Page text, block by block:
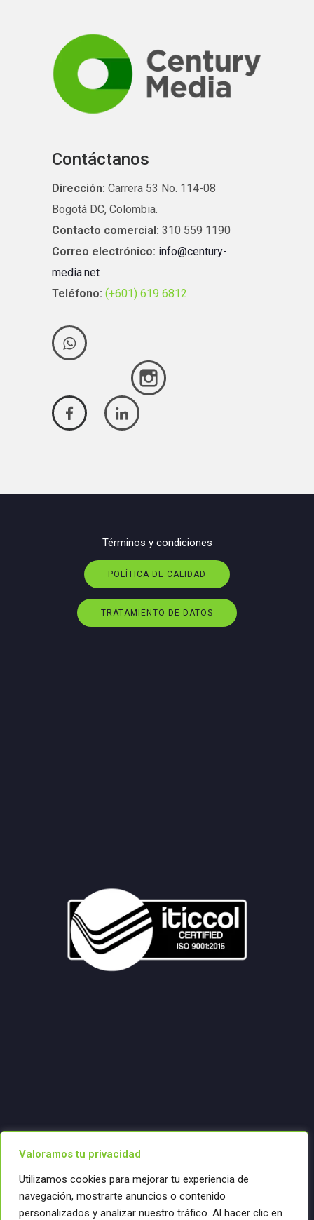
Valoramos tu privacidad
Utilizamos cookies para mejorar tu experiencia de
navegación, mostrarte anuncios o contenido
personalizados y analizar nuestro tráfico. Al hacer clic en
Contáctanos
Dirección: Carrera 53 No. 114-08
Bogotá DC, Colombia.
Contacto comercial: 310 559 1190
Correo electrónico: info@century-
media.net
Teléfono: (+601) 619 6812
Términos y condiciones
POLÍTICA DE CALIDAD
TRATAMIENTO DE DATOS